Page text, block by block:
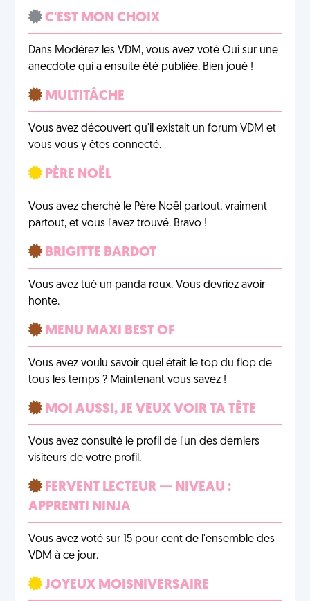
C'EST MON CHOIX
Dans Modérez les VDM, vous avez voté Oui sur une
anecdote qui a ensuite été publiée. Bien joué !
MULTITÂCHE
Vous avez découvert qu'il existait un forum VDM et
vous vous y êtes connecté.
PÈRE NOËL
Vous avez cherché le Père Noël partout, vraiment
partout, et vous l'avez trouvé. Bravo !
BRIGITTE BARDOT
Vous avez tué un panda roux. Vous devriez avoir
honte.
MENU MAXI BEST OF
Vous avez voulu savoir quel était le top du flop de
tous les temps ? Maintenant vous savez !
MOI AUSSI, JE VEUX VOIR TA TÊTE
Vous avez consulté le profil de l'un des derniers
visiteurs de votre profil.
FERVENT LECTEUR — NIVEAU :
APPRENTI NINJA
Vous avez voté sur 15 pour cent de l'ensemble des
VDM à ce jour.
JOYEUX MOISNIVERSAIRE